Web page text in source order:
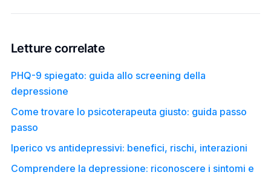
Letture correlate
PHQ-9 spiegato: guida allo screening della
depressione
Come trovare lo psicoterapeuta giusto: guida passo
passo
Iperico vs antidepressivi: benefici, rischi, interazioni
Comprendere la depressione: riconoscere i sintomi e